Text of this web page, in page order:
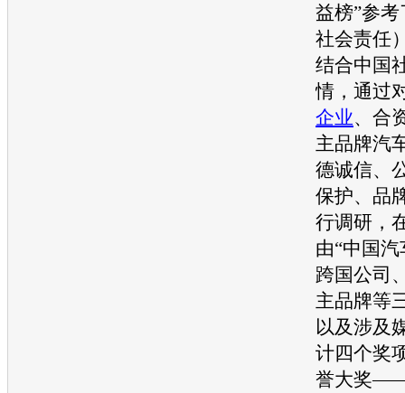
益榜”参考
社会责任
结合中国
情，通过
企业、合
主品牌汽
德诚信、
保护、品
行调研，
由“中国汽
跨国公司
主品牌等
以及涉及
计四个奖
誉大奖